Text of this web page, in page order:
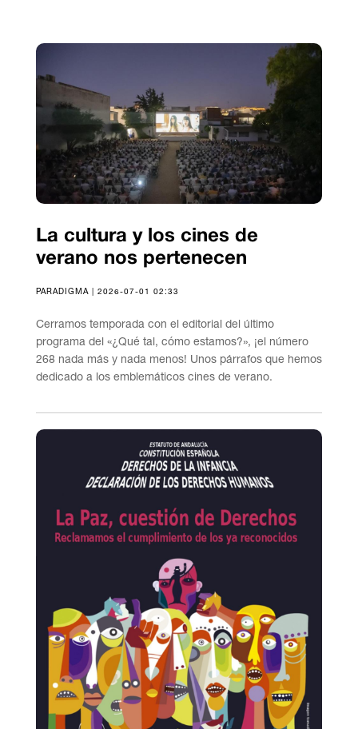
La cultura y los cines de
verano nos pertenecen
PARADIGMA | 2026-07-01 02:33
Cerramos temporada con el editorial del último
programa del «¿Qué tal, cómo estamos?», ¡el número
268 nada más y nada menos! Unos párrafos que hemos
dedicado a los emblemáticos cines de verano.